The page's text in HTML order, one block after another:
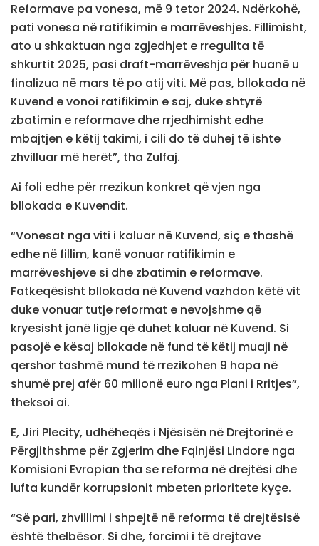
Reformave pa vonesa, më 9 tetor 2024. Ndërkohë,
pati vonesa në ratifikimin e marrëveshjes. Fillimisht,
ato u shkaktuan nga zgjedhjet e rregullta të
shkurtit 2025, pasi draft-marrëveshja për huanë u
finalizua në mars të po atij viti. Më pas, bllokada në
Kuvend e vonoi ratifikimin e saj, duke shtyrë
zbatimin e reformave dhe rrjedhimisht edhe
mbajtjen e këtij takimi, i cili do të duhej të ishte
zhvilluar më herët”, tha Zulfaj.
Ai foli edhe për rrezikun konkret që vjen nga
bllokada e Kuvendit.
“Vonesat nga viti i kaluar në Kuvend, siç e thashë
edhe në fillim, kanë vonuar ratifikimin e
marrëveshjeve si dhe zbatimin e reformave.
Fatkeqësisht bllokada në Kuvend vazhdon këtë vit
duke vonuar tutje reformat e nevojshme që
kryesisht janë ligje që duhet kaluar në Kuvend. Si
pasojë e kësaj bllokade në fund të këtij muaji në
qershor tashmë mund të rrezikohen 9 hapa në
shumë prej afër 60 milionë euro nga Plani i Rritjes”,
theksoi ai.
E, Jiri Plecity, udhëheqës i Njësisën në Drejtorinë e
Përgjithshme për Zgjerim dhe Fqinjësi Lindore nga
Komisioni Evropian tha se reforma në drejtësi dhe
lufta kundër korrupsionit mbeten prioritete kyçe.
“Së pari, zhvillimi i shpejtë në reforma të drejtësisë
është thelbësor. Si dhe, forcimi i të drejtave